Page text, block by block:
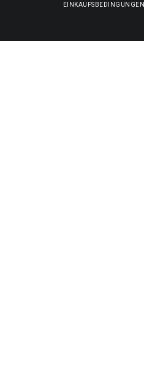
EINKAUFSBEDINGUNGEN